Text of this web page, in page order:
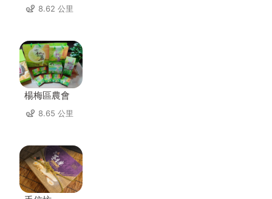
8.62 公里
楊梅區農會
8.65 公里